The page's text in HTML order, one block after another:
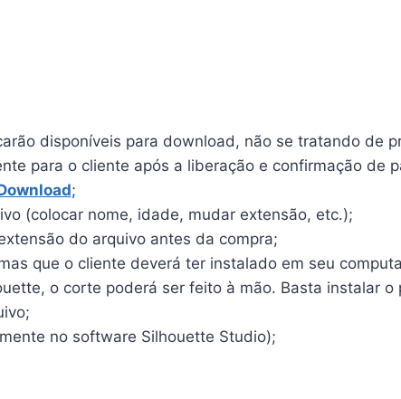
disponíveis para download, não se tratando de
para o cliente após a liberação e confirmação de
;
(colocar nome, idade, mudar extensão, etc.);
do arquivo antes da compra;
que o cliente deverá ter instalado em seu
o corte poderá ser feito à mão. Basta instalar
no software Silhouette Studio);